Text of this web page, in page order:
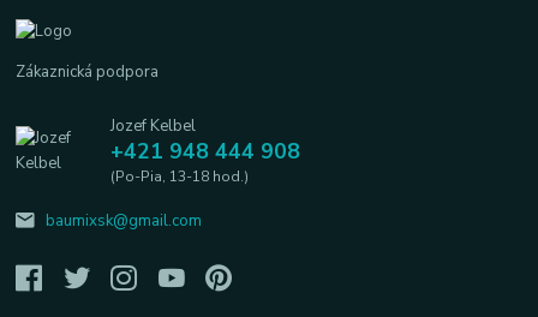
Zákaznická podpora
Jozef Kelbel
+421 948 444 908
(Po-Pia, 13-18 hod.)
baumixsk@gmail.com